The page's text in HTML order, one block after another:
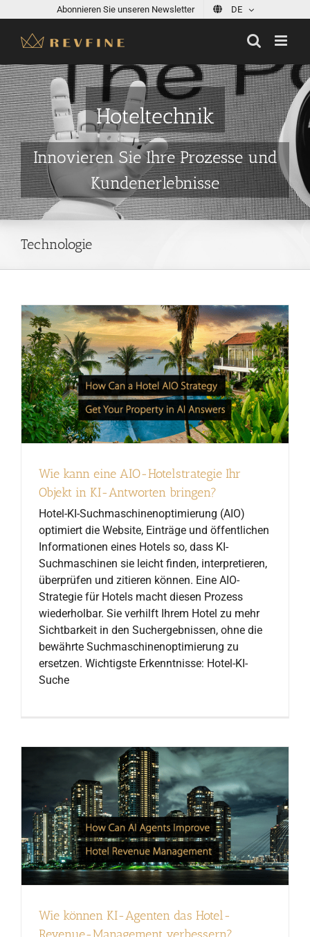
content
Abonnieren Sie unseren Newsletter DE
Hoteltechnik
Innovieren Sie Ihre Prozesse und
Kundenerlebnisse
Technologie
Wie kann eine AIO-Hotelstrategie Ihr
Objekt in KI-Antworten bringen?
Hotel-KI-Suchmaschinenoptimierung (AIO)
optimiert die Website, Einträge und öffentlichen
Informationen eines Hotels so, dass KI-
Suchmaschinen sie leicht finden, interpretieren,
überprüfen und zitieren können. Eine AIO-
Strategie für Hotels macht diesen Prozess
wiederholbar. Sie verhilft Ihrem Hotel zu mehr
Sichtbarkeit in den Suchergebnissen, ohne die
bewährte Suchmaschinenoptimierung zu
ersetzen. Wichtigste Erkenntnisse: Hotel-KI-
Suche
Wie können KI-Agenten das Hotel-